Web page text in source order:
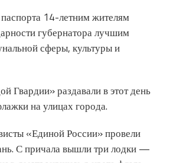
14-летним жителям
губернатора лучшим
сферы, культуры и
Гвардии» раздавали в этот день
на улицах города.
«Единой России» провели
С причала вышли три лодки —